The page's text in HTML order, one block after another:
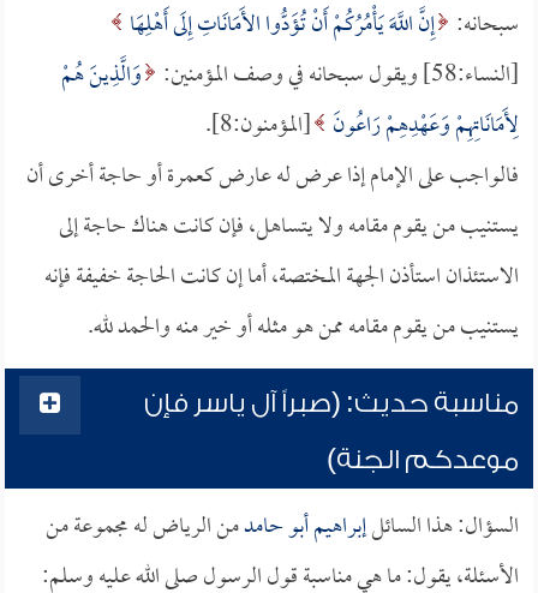
سبحانه: إِنَّ اللَّهَ يَأْمُرُكُمْ أَنْ تُؤَدُّوا الأَمَانَاتِ إِلَى أَهْلِهَا
[النساء:58] ويقول سبحانه في وصف المؤمنين:
وَالَّذِينَ هُمْ
لِأَمَانَاتِهِمْ وَعَهْدِهِمْ رَاعُونَ [المؤمنون:8].
فالواجب على الإمام إذا عرض له عارض كعمرة أو حاجة أخرى أن
يستنيب من يقوم مقامه ولا يتساهل، فإن كانت هناك حاجة إلى
الاستئذان استأذن الجهة المختصة، أما إن كانت الحاجة خفيفة فإنه
يستنيب من يقوم مقامه ممن هو مثله أو خير منه والحمد لله.
مناسبة حديث: (صبراً آل ياسر فإن
موعدكم الجنة)
السؤال: هذا السائلإبراهيم أبو حامدمن الرياض له مجموعة من
الأسئلة، يقول: ما هي مناسبة قول الرسول صلى الله عليه وسلم: